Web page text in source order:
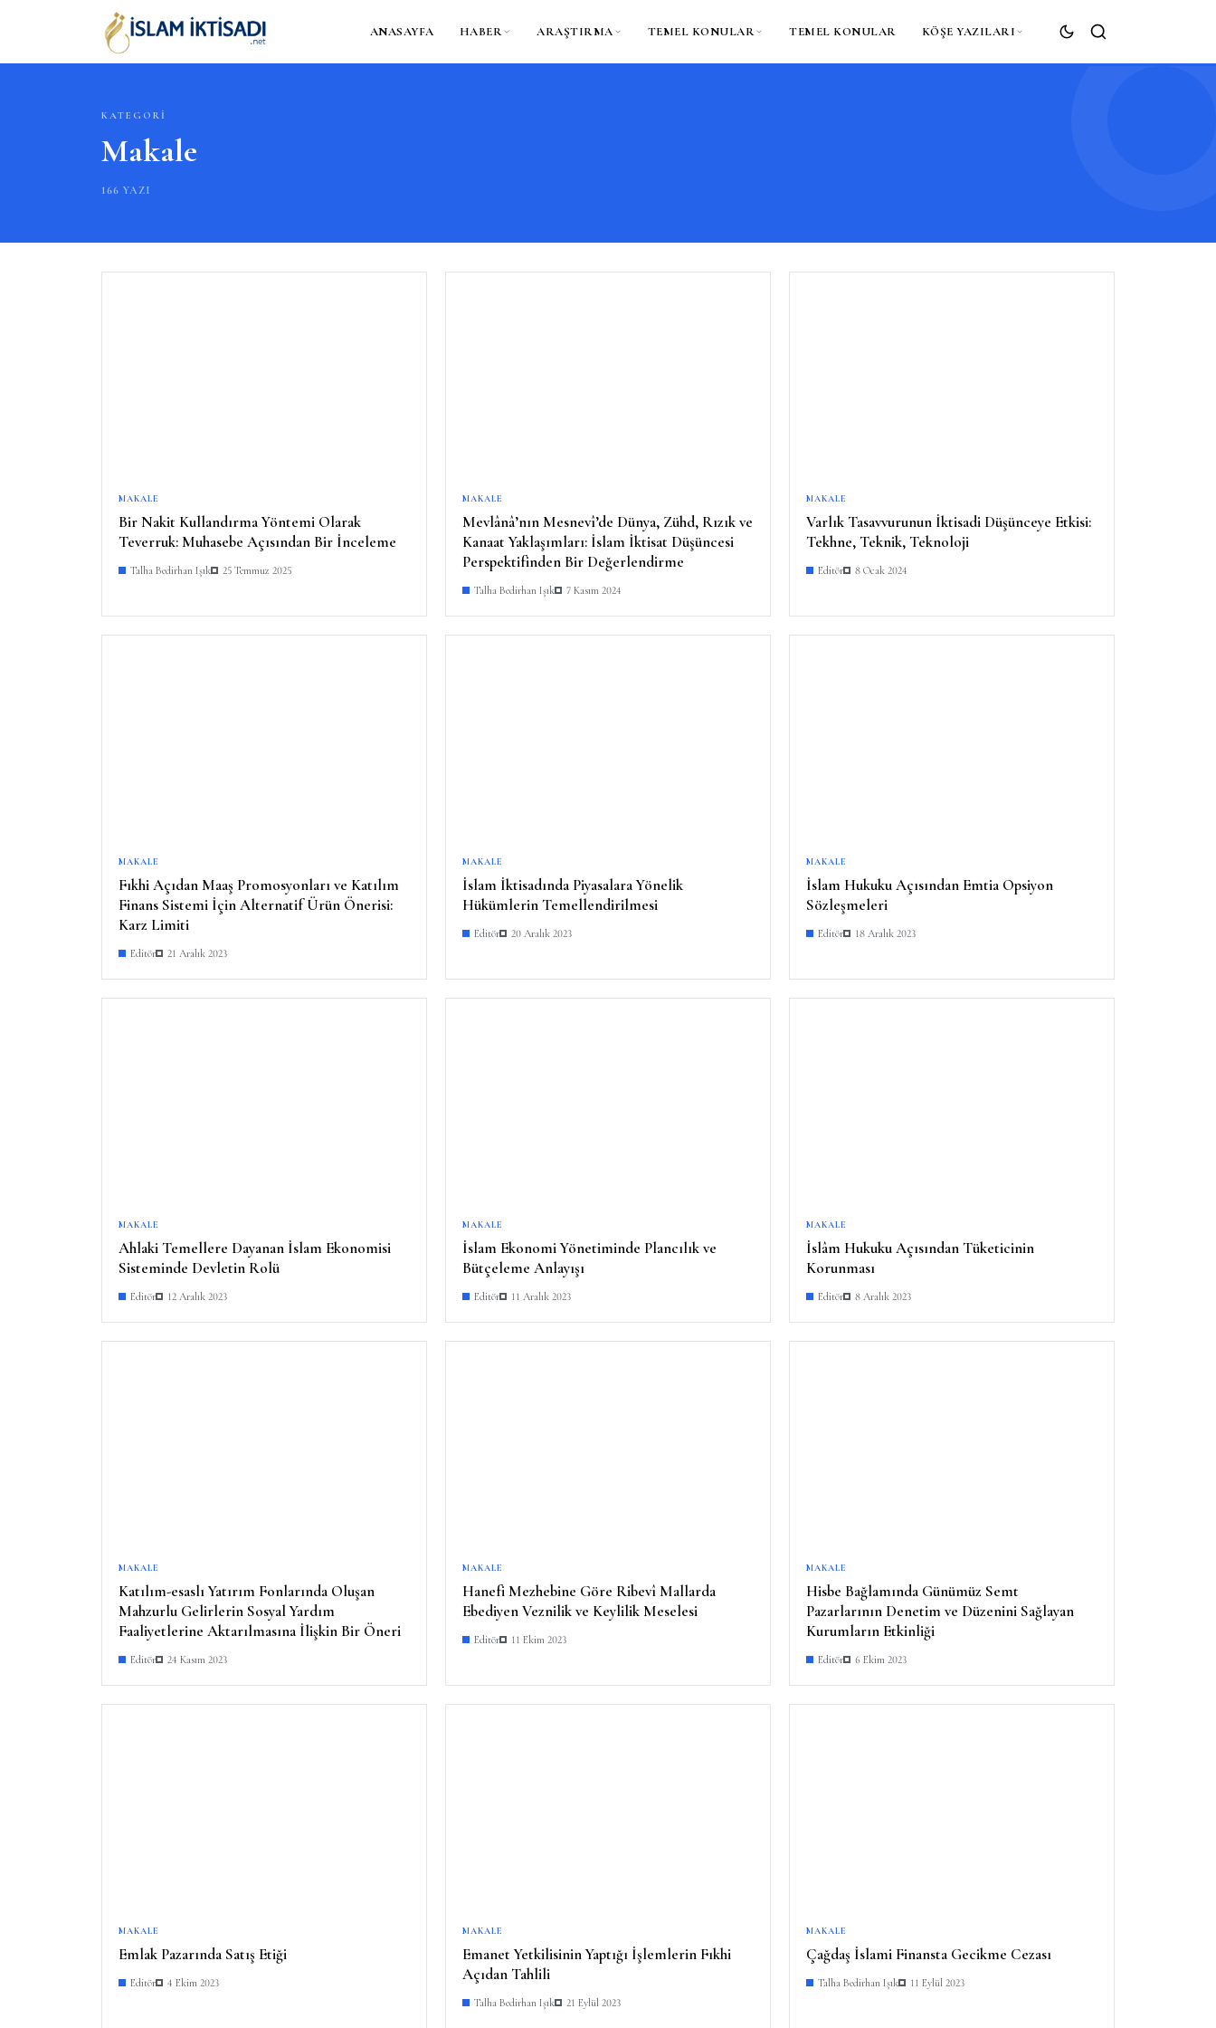
ANASAYFA HABER ARAŞTIRMA TEMEL KONULAR TEMEL KONULAR KÖŞE YAZILARI
ARA
KATEGORI
Makale
166 YAZI
MAKALE
Bir Nakit Kullandırma Yöntemi Olarak
Teverruk: Muhasebe Açısından Bir İnceleme
Talha Bedirhan Işık 25 Temmuz 2025
MAKALE
Mevlânâ’nın Mesnevî’de Dünya, Zühd, Rızık ve
Kanaat Yaklaşımları: İslam İktisat Düşüncesi
Perspektifinden Bir Değerlendirme
Talha Bedirhan Işık 7 Kasım 2024
MAKALE
Varlık Tasavvurunun İktisadi Düşünceye Etkisi:
Tekhne, Teknik, Teknoloji
Editör 8 Ocak 2024
MAKALE
Fıkhi Açıdan Maaş Promosyonları ve Katılım
Finans Sistemi İçin Alternatif Ürün Önerisi:
Karz Limiti
Editör 21 Aralık 2023
MAKALE
İslam İktisadında Piyasalara Yönelik
Hükümlerin Temellendirilmesi
Editör 20 Aralık 2023
MAKALE
İslam Hukuku Açısından Emtia Opsiyon
Sözleşmeleri
Editör 18 Aralık 2023
MAKALE
Ahlaki Temellere Dayanan İslam Ekonomisi
Sisteminde Devletin Rolü
Editör 12 Aralık 2023
MAKALE
İslam Ekonomi Yönetiminde Plancılık ve
Bütçeleme Anlayışı
Editör 11 Aralık 2023
MAKALE
İslâm Hukuku Açısından Tüketicinin
Korunması
Editör 8 Aralık 2023
MAKALE
Katılım-esaslı Yatırım Fonlarında Oluşan
Mahzurlu Gelirlerin Sosyal Yardım
Faaliyetlerine Aktarılmasına İlişkin Bir Öneri
Editör 24 Kasım 2023
MAKALE
Hanefi Mezhebine Göre Ribevî Mallarda
Ebediyen Veznilik ve Keylilik Meselesi
Editör 11 Ekim 2023
MAKALE
Hisbe Bağlamında Günümüz Semt
Pazarlarının Denetim ve Düzenini Sağlayan
Kurumların Etkinliği
Editör 6 Ekim 2023
MAKALE
Emlak Pazarında Satış Etiği
Editör 4 Ekim 2023
MAKALE
Emanet Yetkilisinin Yaptığı İşlemlerin Fıkhi
Açıdan Tahlili
Talha Bedirhan Işık 21 Eylül 2023
MAKALE
Çağdaş İslami Finansta Gecikme Cezası
Talha Bedirhan Işık 11 Eylül 2023